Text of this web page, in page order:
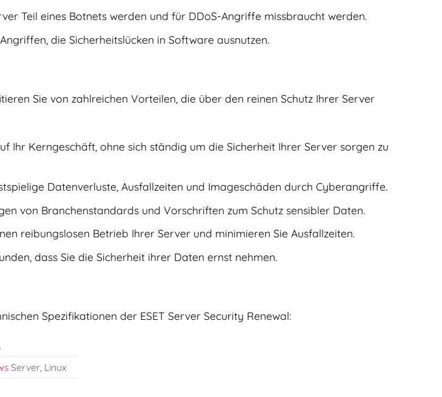
Teil eines Botnets werden und für DDoS-Angriffe missbraucht werden.
die Sicherheitslücken in Software ausnutzen.
Sie von zahlreichen Vorteilen, die über den reinen Schutz Ihrer Server
Ihr Kerngeschäft, ohne sich ständig um die Sicherheit Ihrer Server sorgen zu
Datenverluste, Ausfallzeiten und Imageschäden durch Cyberangriffe.
von Branchenstandards und Vorschriften zum Schutz sensibler Daten.
reibungslosen Betrieb Ihrer Server und minimieren Sie Ausfallzeiten.
dass Sie die Sicherheit ihrer Daten ernst nehmen.
Spezifikationen der ESET Server Security Renewal:
Server, Linux